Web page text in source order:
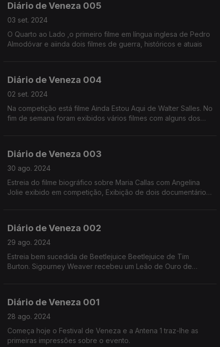
Diário de Veneza 005
03 set. 2024
O Quarto ao Lado ,o primeiro filme em língua inglesa de Pedro
Almodóvar e aiinda dois filmes de guerra, históricos e atuais
Diário de Veneza 004
02 set. 2024
Na competição está filme Ainda Estou Aqui de Walter Salles. No
fim de semana foram exibidos vários filmes com alguns dos
Diário de Veneza 003
30 ago. 2024
Estreia do filme biográfico sobre Maria Callas com Angelina
Jolie exibido em competição, Exibição de dois documentários
Diário de Veneza 002
29 ago. 2024
Estreia bem sucedida de Beetlejuice Beetlejuice de Tim
Burton. Sigourney Weaver recebeu um Leão de Ouro de
Diário de Veneza 001
28 ago. 2024
Começa hoje o Festival de Veneza e a Antena 1 traz-lhe as
primeiras impressões sobre o evento.